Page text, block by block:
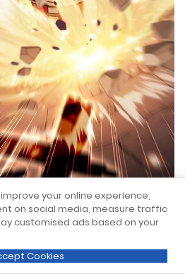
your online experience,
on social media, measure traffic
customised ads based on your
Cookies